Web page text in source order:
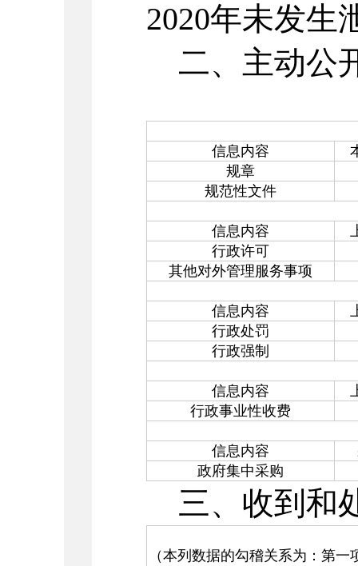
2020年未发生
二、主动公
信息内容
规章
规范性文件
信息内容
行政许可
其他对外管理服务事项
信息内容
行政处罚
行政强制
信息内容
行政事业性收费
信息内容
政府集中采购
三、收到和
（本列数据的勾稽关系为：第